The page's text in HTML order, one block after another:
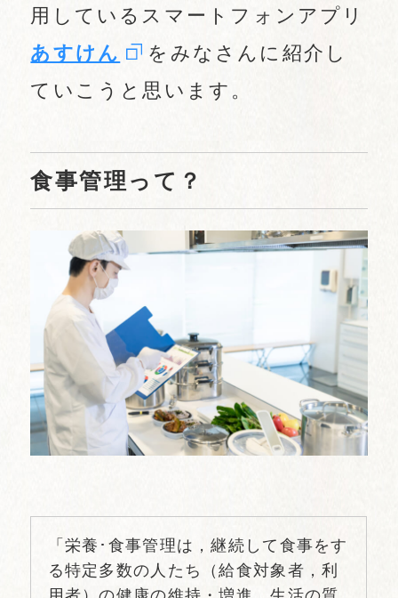
用しているスマートフォンアプリ
あすけん
をみなさんに紹介し
ていこうと思います。
食事管理って？
「栄養･食事管理は，継続して食事をす
る特定多数の人たち（給食対象者，利